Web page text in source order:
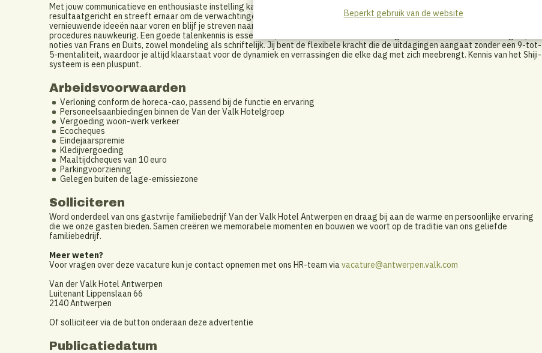
Met jouw communicatieve en enthousiaste instelling kan je goed samenwerken en weet je anderen te inspireren. Je bent
resultaatgericht en streeft ernaar om de verwachtingen van gasten te overtreffen. Met jouw ambitie breng je creatieve en
vernieuwende ideeën naar voren en blijf je streven naar voortdurende verbetering. Je hebt oog voor detail, werkt ordelijk en volgt
procedures nauwkeurig. Een goede talenkennis is essentieel, met een uitstekende beheersing van zowel Nederlands als Engels, en
noties van Frans en Duits, zowel mondeling als schriftelijk. Jij bent de flexibele kracht die de uitdagingen aangaat zonder een 9-tot-
5-mentaliteit, waardoor je altijd klaarstaat voor de dynamiek en verrassingen die elke dag met zich meebrengt. Kennis van het Shiji-
systeem is een pluspunt.
Arbeidsvoorwaarden
Verloning conform de horeca-cao, passend bij de functie en ervaring
Personeelsaanbiedingen binnen de Van der Valk Hotelgroep
Vergoeding woon-werk verkeer
Ecocheques
Eindejaarspremie
Kledijvergoeding
Maaltijdcheques van 10 euro
Parkingvoorziening
Gelegen buiten de lage-emissiezone
Solliciteren
Word onderdeel van ons gastvrije familiebedrijf Van der Valk Hotel Antwerpen en draag bij aan de warme en persoonlijke ervaring
die we onze gasten bieden. Samen creëren we memorabele momenten en bouwen we voort op de traditie van ons geliefde
familiebedrijf.
Meer weten?
Voor vragen over deze vacature kun je contact opnemen met ons HR-team viavacature@antwerpen.valk.com
Van der Valk Hotel Antwerpen
Luitenant Lippenslaan 66
2140 Antwerpen
Of solliciteer via de button onderaan deze advertentie
Publicatiedatum
Beperkt gebruik van de website